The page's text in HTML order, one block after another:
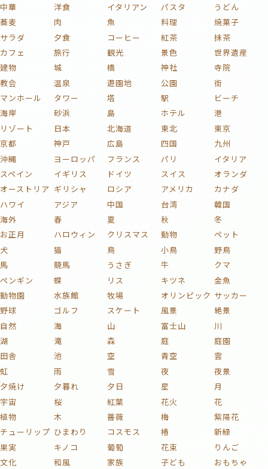
中華
洋食 イタリアン パスタ
うどん
蕎麦
肉 魚 料理
焼菓子
サラダ
夕食 コーヒー 紅茶
抹茶
カフェ
旅行 観光 景色
世界遺産
建物
城 橋 神社
寺院
教会
温泉 遊園地 公園
街
マンホール
タワー 塔 駅
ビーチ
海岸
砂浜 島 ホテル
港
リゾート
日本 北海道 東北
東京
京都
神戸 広島 四国
九州
沖縄
ヨーロッパ フランス パリ
イタリア
スペイン
イギリス ドイツ スイス
オランダ
オーストリア ギリシャ ロシア アメリカ
カナダ
ハワイ
アジア 中国 台湾
韓国
海外
春 夏 秋
冬
お正月
ハロウィン クリスマス 動物
ペット
犬
猫 鳥 小鳥
野鳥
馬
競馬 うさぎ 牛
クマ
ペンギン
蝶 リス キツネ
金魚
動物園
水族館 牧場 オリンピック サッカー
野球
ゴルフ スケート 風景
絶景
自然
海 山 富士山
川
湖
滝 森 庭
庭園
田舎
池 空 青空
雲
虹
雨 雪 夜
夜景
夕焼け
夕暮れ 夕日 星
月
宇宙
桜 紅葉 花火
花
植物
木 薔薇 梅
紫陽花
チューリップ ひまわり コスモス 椿
新緑
果実
キノコ 葡萄 花束
りんご
文化
和風 家族 子ども
おもちゃ